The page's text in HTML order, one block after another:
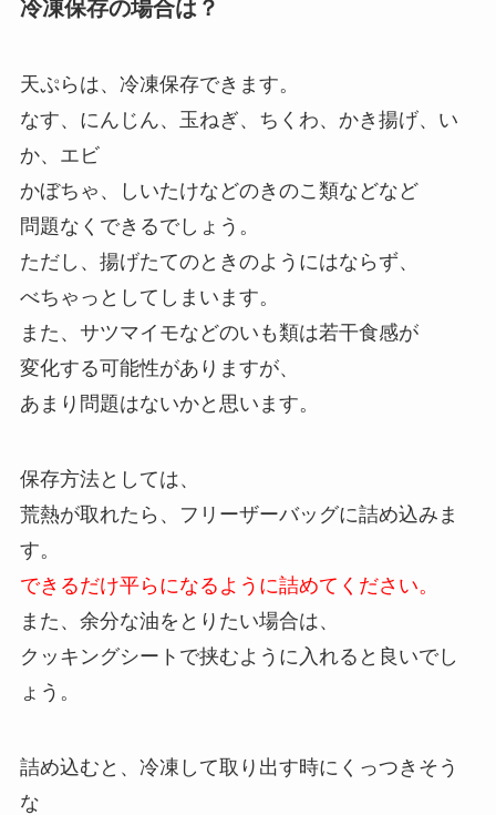
冷凍保存の場合は？
天ぷらは、冷凍保存できます。
なす、にんじん、玉ねぎ、ちくわ、かき揚げ、い
か、エビ
かぼちゃ、しいたけなどのきのこ類などなど
問題なくできるでしょう。
ただし、揚げたてのときのようにはならず、
べちゃっとしてしまいます。
また、サツマイモなどのいも類は若干食感が
変化する可能性がありますが、
あまり問題はないかと思います。
保存方法としては、
荒熱が取れたら、フリーザーバッグに詰め込みま
す。
できるだけ平らになるように詰めてください。
また、余分な油をとりたい場合は、
クッキングシートで挟むように入れると良いでし
ょう。
詰め込むと、冷凍して取り出す時にくっつきそう
な